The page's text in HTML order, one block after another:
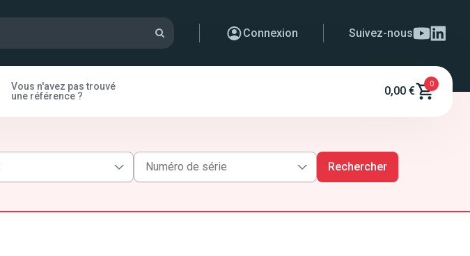
Connexion Suivez-nous
Vous n'avez pas trouvé
une référence ?
0,00 €
0
Rechercher